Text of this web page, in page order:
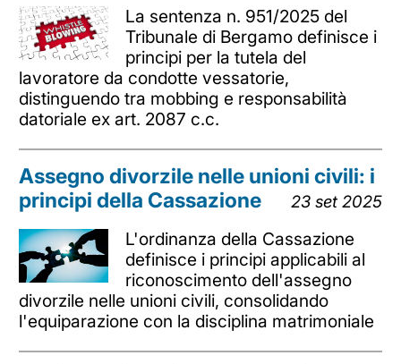
La sentenza n. 951/2025 del
Tribunale di Bergamo definisce i
principi per la tutela del
lavoratore da condotte vessatorie,
distinguendo tra mobbing e responsabilità
datoriale ex art. 2087 c.c.
Assegno divorzile nelle unioni civili: i
principi della Cassazione
23 set 2025
L'ordinanza della Cassazione
definisce i principi applicabili al
riconoscimento dell'assegno
divorzile nelle unioni civili, consolidando
l'equiparazione con la disciplina matrimoniale